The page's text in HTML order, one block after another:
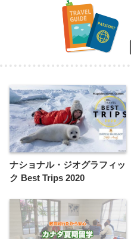
ナショナル・ジオグラフィッ
ク Best Trips 2020